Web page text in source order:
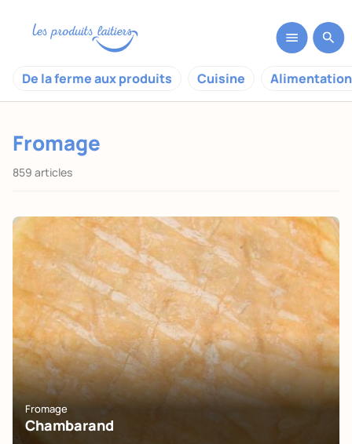
De la ferme aux produits Cuisine
Fromage
859 articles
Fromage
Chambarand